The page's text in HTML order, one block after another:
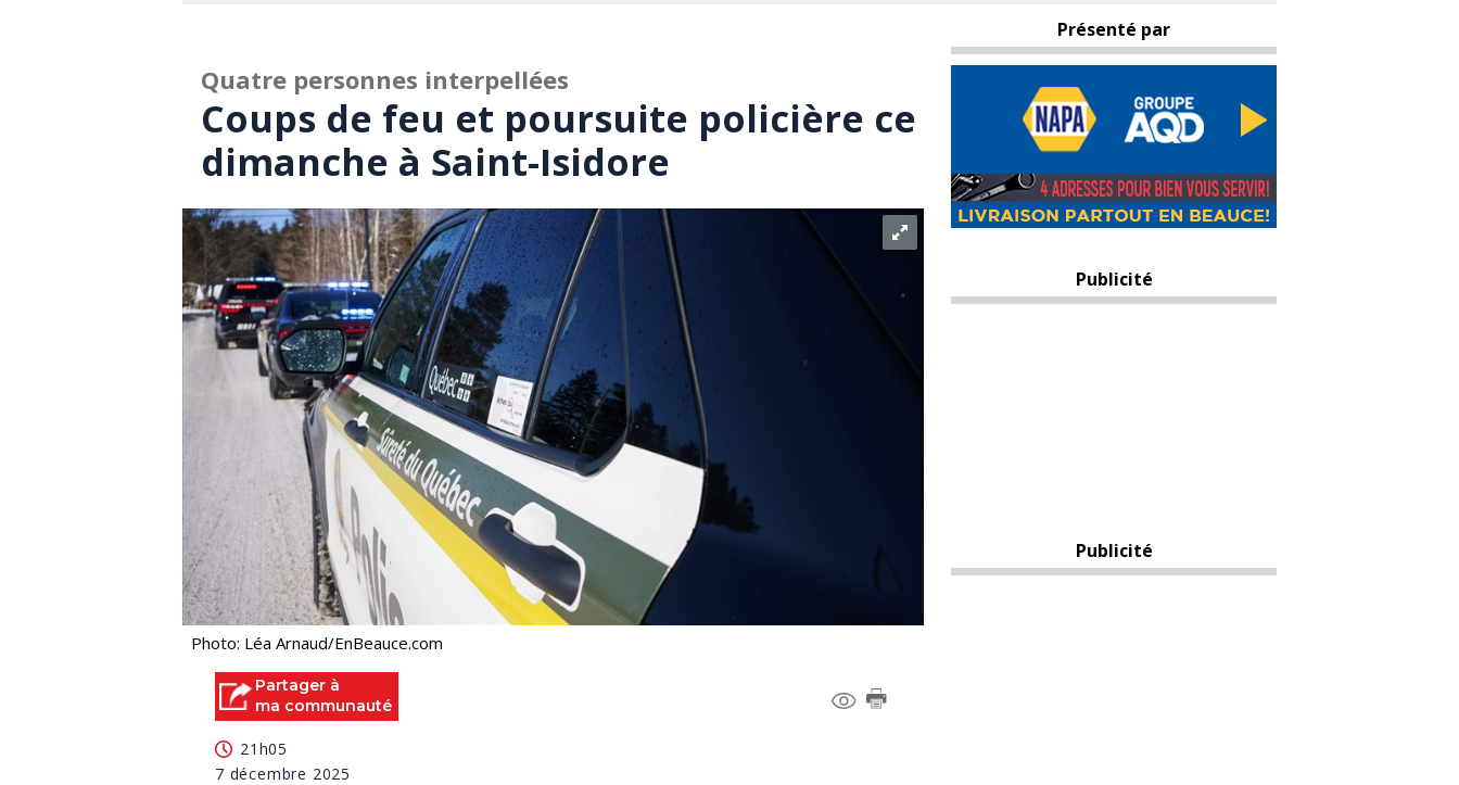
Quatre personnes interpellées
Coups de feu et poursuite policière ce
dimanche à Saint-Isidore
Photo: Léa Arnaud/EnBeauce.com
Partager à
ma communauté
21h05
7 décembre 2025
Présenté par
Publicité
Publicité